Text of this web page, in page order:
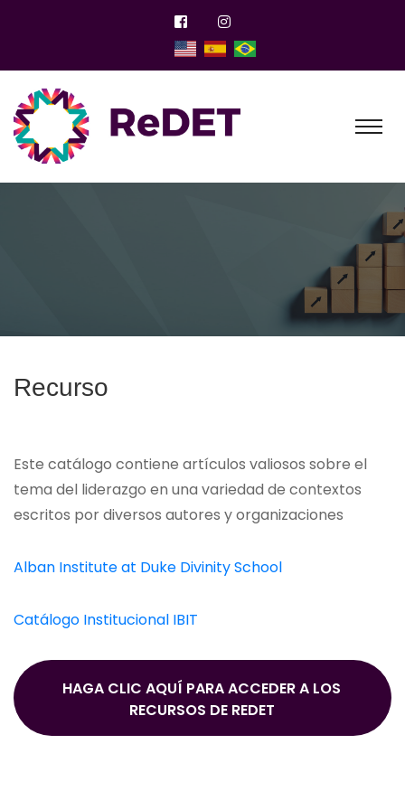
Recurso
Este catálogo contiene artículos valiosos sobre el
tema del liderazgo en una variedad de contextos
escritos por diversos autores y organizaciones
Alban Institute at Duke Divinity School
Catálogo Institucional IBIT
HAGA CLIC AQUÍ PARA ACCEDER A LOS
RECURSOS DE REDET